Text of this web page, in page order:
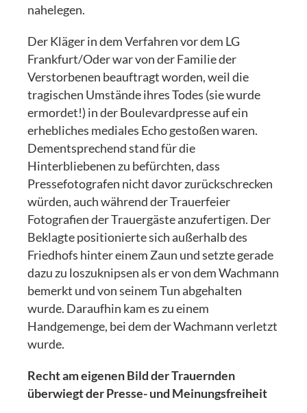
nahelegen.
Der Kläger in dem Verfahren vor dem LG
Frankfurt/Oder war von der Familie der
Verstorbenen beauftragt worden, weil die
tragischen Umstände ihres Todes (sie wurde
ermordet!) in der Boulevardpresse auf ein
erhebliches mediales Echo gestoßen waren.
Dementsprechend stand für die
Hinterbliebenen zu befürchten, dass
Pressefotografen nicht davor zurückschrecken
würden, auch während der Trauerfeier
Fotografien der Trauergäste anzufertigen. Der
Beklagte positionierte sich außerhalb des
Friedhofs hinter einem Zaun und setzte gerade
dazu zu loszuknipsen als er von dem Wachmann
bemerkt und von seinem Tun abgehalten
wurde. Daraufhin kam es zu einem
Handgemenge, bei dem der Wachmann verletzt
wurde.
Recht am eigenen Bild der Trauernden
überwiegt der Presse- und Meinungsfreiheit